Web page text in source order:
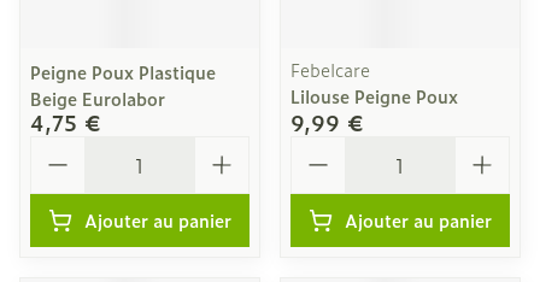
Peigne Poux Plastique
Beige Eurolabor
4,75 €
Ajouter au panier
Febelcare
Lilouse Peigne Poux
9,99 €
Ajouter au panier